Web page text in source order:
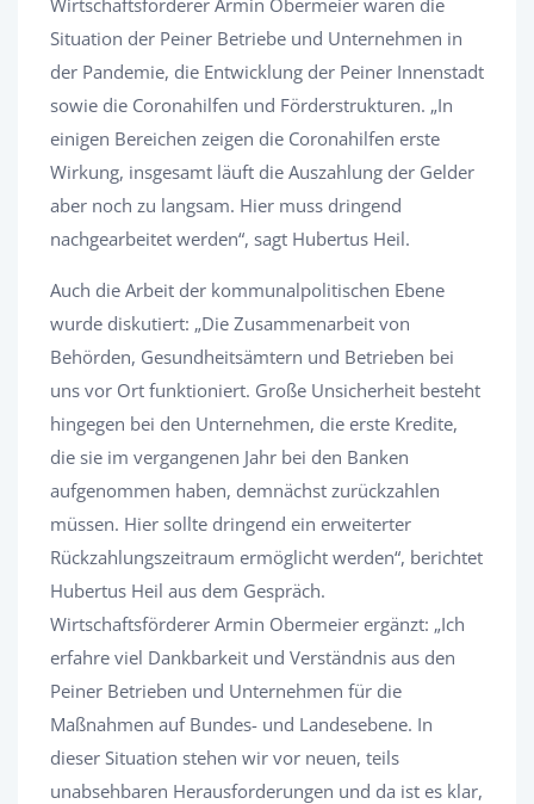
Situation der Peiner Betriebe und Unternehmen in
der Pandemie, die Entwicklung der Peiner Innenstadt
sowie die Coronahilfen und Förderstrukturen. „In
einigen Bereichen zeigen die Coronahilfen erste
Wirkung, insgesamt läuft die Auszahlung der Gelder
aber noch zu langsam. Hier muss dringend
nachgearbeitet werden“, sagt Hubertus Heil.
Auch die Arbeit der kommunalpolitischen Ebene
wurde diskutiert: „Die Zusammenarbeit von
Behörden, Gesundheitsämtern und Betrieben bei
uns vor Ort funktioniert. Große Unsicherheit besteht
hingegen bei den Unternehmen, die erste Kredite,
die sie im vergangenen Jahr bei den Banken
aufgenommen haben, demnächst zurückzahlen
müssen. Hier sollte dringend ein erweiterter
Rückzahlungszeitraum ermöglicht werden“, berichtet
Hubertus Heil aus dem Gespräch.
Wirtschaftsförderer Armin Obermeier ergänzt: „Ich
erfahre viel Dankbarkeit und Verständnis aus den
Peiner Betrieben und Unternehmen für die
Maßnahmen auf Bundes- und Landesebene. In
dieser Situation stehen wir vor neuen, teils
unabsehbaren Herausforderungen und da ist es klar,